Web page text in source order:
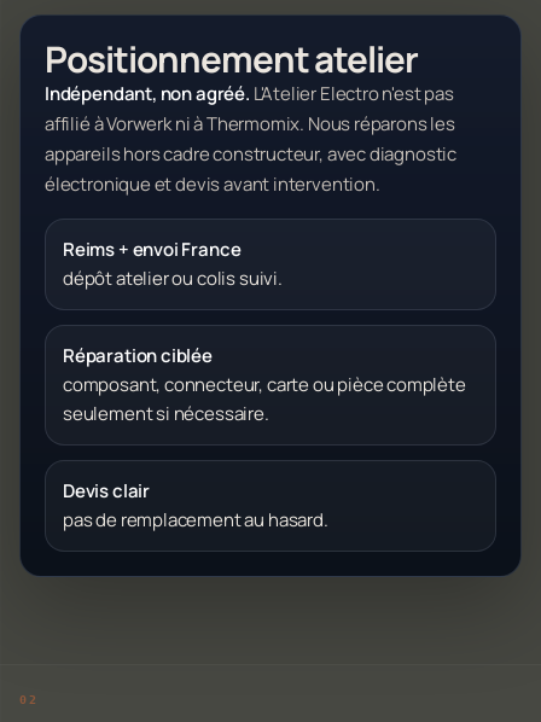
Positionnement atelier
Indépendant, non agréé. L'Atelier Electro n'est pas
affilié à Vorwerk ni à Thermomix. Nous réparons les
appareils hors cadre constructeur, avec diagnostic
électronique et devis avant intervention.
Reims + envoi France
dépôt atelier ou colis suivi.
Réparation ciblée
composant, connecteur, carte ou pièce complète
seulement si nécessaire.
Devis clair
pas de remplacement au hasard.